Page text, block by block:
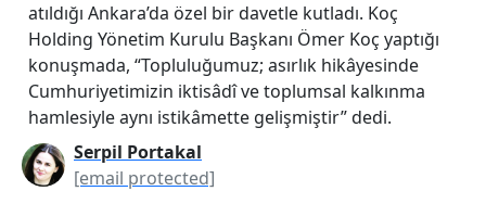
atıldığı Ankara’da özel bir davetle kutladı. Koç
Holding Yönetim Kurulu Başkanı Ömer Koç yaptığı
konuşmada, “Topluluğumuz; asırlık hikâyesinde
Cumhuriyetimizin iktisâdî ve toplumsal kalkınma
hamlesiyle aynı istikâmette gelişmiştir” dedi.
Serpil Portakal
[email protected]